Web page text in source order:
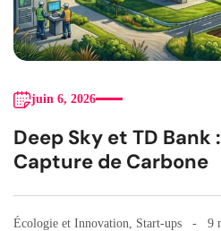
juin 6, 2026
Deep Sky et TD Bank
Capture de Carbone
Écologie et Innovation Start-ups 9